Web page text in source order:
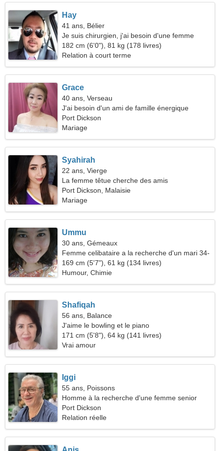
Hay
41 ans, Bélier
Je suis chirurgien, j'ai besoin d'une femme
brillante
182 cm (6'0"), 81 kg (178 livres)
Relation à court terme
Grace
40 ans, Verseau
J'ai besoin d'un ami de famille énergique
Port Dickson
Mariage
Syahirah
22 ans, Vierge
La femme têtue cherche des amis
Port Dickson, Malaisie
Mariage
Ummu
30 ans, Gémeaux
Femme celibataire a la recherche d'un mari 34-
40
169 cm (5'7"), 61 kg (134 livres)
Humour, Chimie
Shafiqah
56 ans, Balance
J'aime le bowling et le piano
171 cm (5'8"), 64 kg (141 livres)
Vrai amour
Iggi
55 ans, Poissons
Homme à la recherche d'une femme senior
Port Dickson
Relation réelle